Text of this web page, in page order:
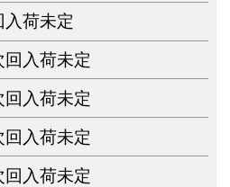
入荷未定
回入荷未定
回入荷未定
回入荷未定
回入荷未定